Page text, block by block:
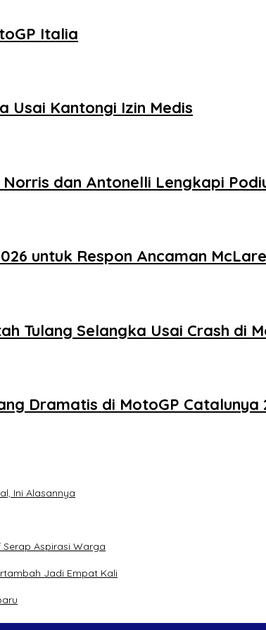
Italia
Usai Kantongi Izin Medis
dan Antonelli Lengkapi
untuk Respon Ancaman
Tulang Selangka Usai Crash di
Dramatis di MotoGP Catalunya
Ini Alasannya
Aspirasi Warga
Jadi Empat Kali